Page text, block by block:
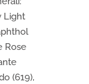
Light
Rose
(619),